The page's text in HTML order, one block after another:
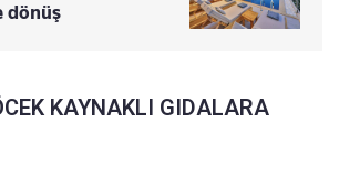
dönüş
KAYNAKLI GIDALARA